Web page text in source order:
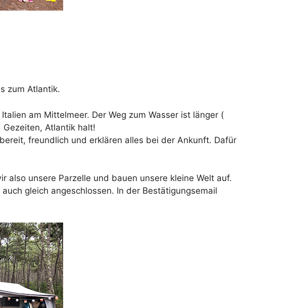
zum Atlantik.
am Mittelmeer. Der Weg zum Wasser ist länger (
Atlantik halt!
freundlich und erklären alles bei der Ankunft. Dafür
also unsere Parzelle und bauen unsere kleine Welt auf.
gleich angeschlossen. In der Bestätigungsemail